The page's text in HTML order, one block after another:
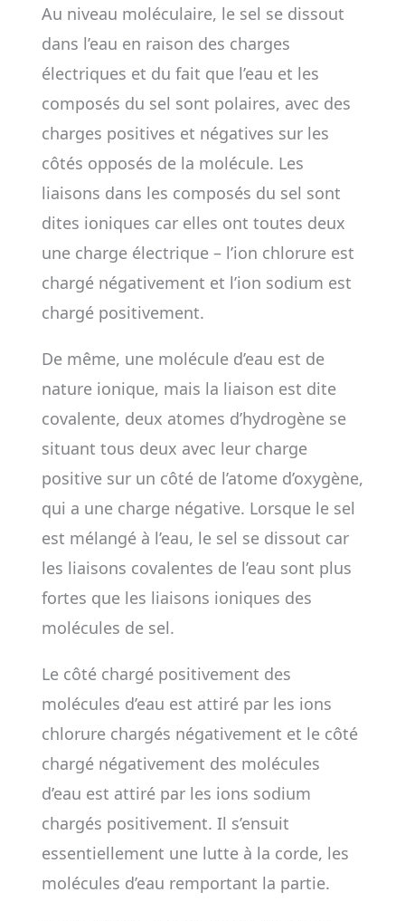
Au niveau moléculaire, le sel se dissout
dans l’eau en raison des charges
électriques et du fait que l’eau et les
composés du sel sont polaires, avec des
charges positives et négatives sur les
côtés opposés de la molécule. Les
liaisons dans les composés du sel sont
dites ioniques car elles ont toutes deux
une charge électrique – l’ion chlorure est
chargé négativement et l’ion sodium est
chargé positivement.
De même, une molécule d’eau est de
nature ionique, mais la liaison est dite
covalente, deux atomes d’hydrogène se
situant tous deux avec leur charge
positive sur un côté de l’atome d’oxygène,
qui a une charge négative. Lorsque le sel
est mélangé à l’eau, le sel se dissout car
les liaisons covalentes de l’eau sont plus
fortes que les liaisons ioniques des
molécules de sel.
Le côté chargé positivement des
molécules d’eau est attiré par les ions
chlorure chargés négativement et le côté
chargé négativement des molécules
d’eau est attiré par les ions sodium
chargés positivement. Il s’ensuit
essentiellement une lutte à la corde, les
molécules d’eau remportant la partie.